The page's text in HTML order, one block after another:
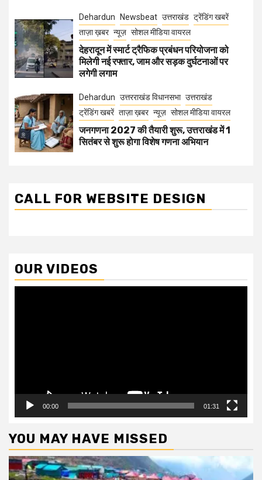
Dehardun Newsbeat उत्तराखंड ट्रेंडिंग खबरें
ताज़ा ख़बर न्यूज़ सोशल मीडिया वायरल
देहरादून में स्मार्ट ट्रैफिक प्रबंधन परियोजना को
मिलेगी नई रफ्तार, जाम और सड़क दुर्घटनाओं पर
लगेगी लगाम
Dehardun उत्तरराखंड विधानसभा उत्तराखंड
ट्रेंडिंग खबरें ताज़ा ख़बर न्यूज़ सोशल मीडिया वायरल
जनगणना 2027 की तैयारी शुरू, उत्तराखंड में 1
सितंबर से शुरू होगा विशेष गणना अभियान
CALL FOR WEBSITE DESIGN
OUR VIDEOS
00:00 01:31
YOU MAY HAVE MISSED